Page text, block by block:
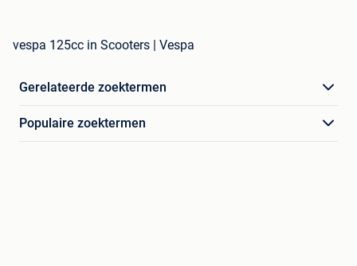
vespa 125cc in Scooters | Vespa
Gerelateerde zoektermen
Populaire zoektermen